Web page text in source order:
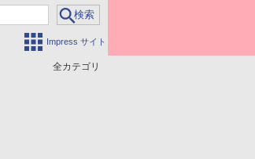
Impress サイト
全カテゴリ